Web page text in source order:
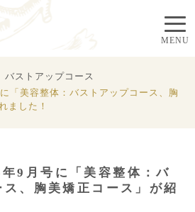
バストアップコース
「美容整体：バストアップコース、胸
ました！
9月号に「美容整体：バ
、胸美矯正コース」が紹